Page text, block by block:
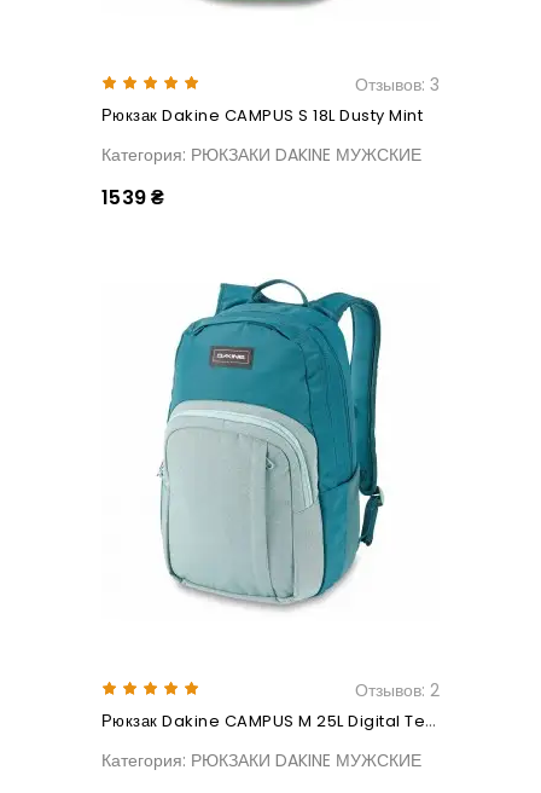
Отзывов: 3
Рюкзак Dakine CAMPUS S 18L Dusty Mint
Категория: РЮКЗАКИ DAKINE МУЖСКИЕ
1539 ₴
Отзывов: 2
Рюкзак Dakine CAMPUS M 25L Digital Teal
Категория: РЮКЗАКИ DAKINE МУЖСКИЕ